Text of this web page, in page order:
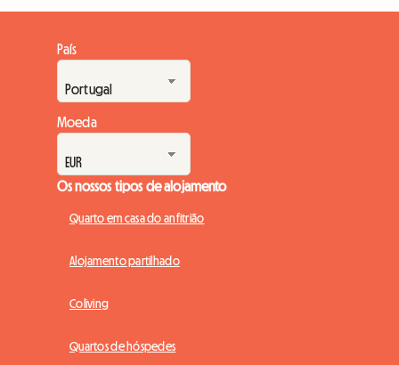
País
Moeda
Os nossos tipos de alojamento
Quarto em casa do anfitrião
Alojamento partilhado
Coliving
Quartos de hóspedes